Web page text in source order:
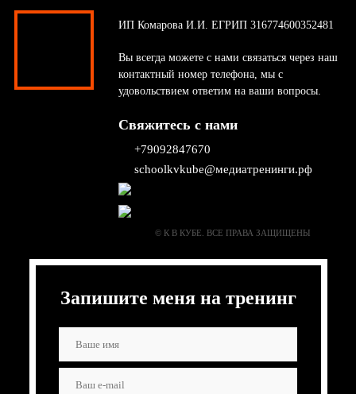
ИП Комарова И.И. ЕГРИП 316774600352481
Вы всегда можете с нами связаться через наш
контактный номер телефона, мы с
удовольствием ответим на ваши вопросы.
Свяжитесь с нами
+79092847670
schoolkvkube@медиатренинги.рф
© К В КУБЕ. ВСЕ ПРАВА ЗАЩИЩЕНЫ
Запишите меня на тренинг